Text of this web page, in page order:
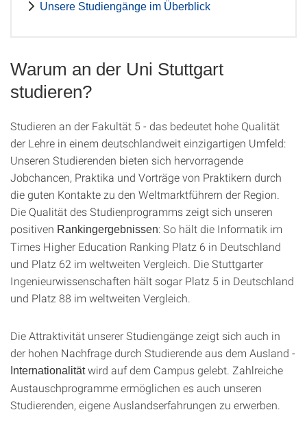
Unsere Studiengänge im Überblick
Warum an der Uni Stuttgart
studieren?
Studieren an der Fakultät 5 - das bedeutet hohe Qualität
der Lehre in einem deutschlandweit einzigartigen Umfeld:
Unseren Studierenden bieten sich hervorragende
Jobchancen, Praktika und Vorträge von Praktikern durch
die guten Kontakte zu den Weltmarktführern der Region.
Die Qualität des Studienprogramms zeigt sich unseren
positiven Rankingergebnissen: So hält die Informatik im
Times Higher Education Ranking Platz 6 in Deutschland
und Platz 62 im weltweiten Vergleich. Die Stuttgarter
Ingenieurwissenschaften hält sogar Platz 5 in Deutschland
und Platz 88 im weltweiten Vergleich.
Die Attraktivität unserer Studiengänge zeigt sich auch in
der hohen Nachfrage durch Studierende aus dem Ausland -
Internationalitätwird auf dem Campus gelebt. Zahlreiche
Austauschprogramme ermöglichen es auch unseren
Studierenden, eigene Auslandserfahrungen zu erwerben.